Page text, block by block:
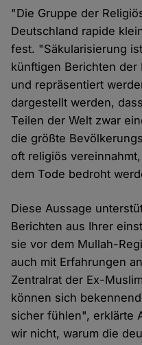
"Die Gruppe der
Deutschland rapide
fest. "Säkularisierung
künftigen Berichten
und repräsentiert
dargestellt werden,
Teilen der Welt zwar
die größte
oft religiös
dem Tode bedroht
Diese Aussage
Berichten aus Ihrer
sie vor dem Mullah-
auch mit Erfahrungen
Zentralrat der Ex-
können sich
sicher fühlen", erklärte
wir nicht, warum die